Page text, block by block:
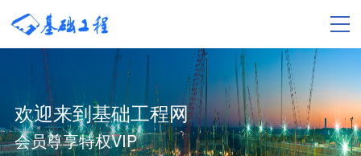
欢迎来到基础工程网
会员尊享特权VIP